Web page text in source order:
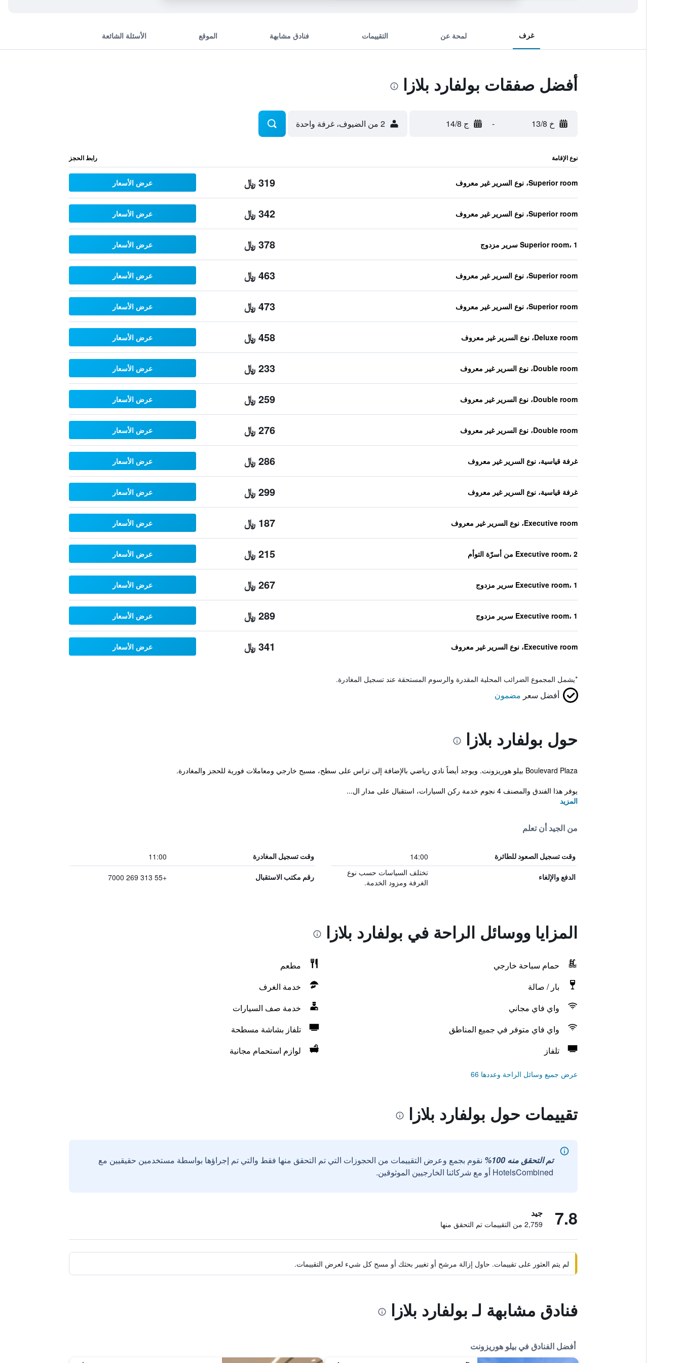
غرف لمحة عن التقييمات فنادق مشابهة الموقع الأسئلة الشائعة
أفضل صفقات بولفارد بلازا
خ 13/8 - ج 14/8 2 من الضيوف، غرفة واحدة
نوع الإقامة رابط الحجز
Superior room، نوع السرير غير معروف 319 ﷼ عرض الأسعار
Superior room، نوع السرير غير معروف 342 ﷼ عرض الأسعار
Superior room، 1 سرير مزدوج 378 ﷼ عرض الأسعار
Superior room، نوع السرير غير معروف 463 ﷼ عرض الأسعار
Superior room، نوع السرير غير معروف 473 ﷼ عرض الأسعار
Deluxe room، نوع السرير غير معروف 458 ﷼ عرض الأسعار
Double room، نوع السرير غير معروف 233 ﷼ عرض الأسعار
Double room، نوع السرير غير معروف 259 ﷼ عرض الأسعار
Double room، نوع السرير غير معروف 276 ﷼ عرض الأسعار
غرفة قياسية، نوع السرير غير معروف 286 ﷼ عرض الأسعار
غرفة قياسية، نوع السرير غير معروف 299 ﷼ عرض الأسعار
Executive room، نوع السرير غير معروف 187 ﷼ عرض الأسعار
Executive room، 2 من أسرّة التوأم 215 ﷼ عرض الأسعار
Executive room، 1 سرير مزدوج 267 ﷼ عرض الأسعار
Executive room، 1 سرير مزدوج 289 ﷼ عرض الأسعار
Executive room، نوع السرير غير معروف 341 ﷼ عرض الأسعار
*يشمل المجموع الضرائب المحلية المقدرة والرسوم المستحقة عند تسجيل المغادرة.
أفضل سعر مضمون
حول بولفارد بلازا
Boulevard Plaza بيلو هوريزونت. ويوجد أيضاً نادي رياضي بالإضافة إلى تراس على سطح، مسبح خارجي ومعاملات فورية للحجز والمغادرة.
يوفر هذا الفندق والمصنف 4 نجوم خدمة ركن السيارات، استقبال على مدار ال...
المزيد
من الجيد أن تعلم
وقت تسجيل الصعود للطائرة 14:00 وقت تسجيل المغادرة 11:00
الدفع والإلغاء
تختلف السياسات حسب نوع
الغرفة ومزود الخدمة.
رقم مكتب الاستقبال +55 313 269 7000
المزايا ووسائل الراحة في بولفارد بلازا
حمام سباحة خارجي
مطعم
بار / صالة
خدمة الغرف
واي فاي مجاني
خدمة صف السيارات
واي فاي متوفر في جميع المناطق
تلفاز بشاشة مسطحة
تلفاز
لوازم استحمام مجانية
عرض جميع وسائل الراحة وعددها 66
تقييمات حول بولفارد بلازا
تم التحقق منه 100%
نقوم بجمع وعرض التقييمات من الحجوزات التي تم التحقق منها فقط والتي تم إجراؤها بواسطة مستخدمين حقيقيين مع
HotelsCombined أو مع شركائنا الخارجيين الموثوقين.
7.8 جيد
2,759 من التقييمات تم التحقق منها
لم يتم العثور على تقييمات. حاول إزالة مرشح أو تغيير بحثك أو مسح كل شيء لعرض التقييمات.
فنادق مشابهة لـ بولفارد بلازا
أفضل الفنادق في بيلو هوريزونت